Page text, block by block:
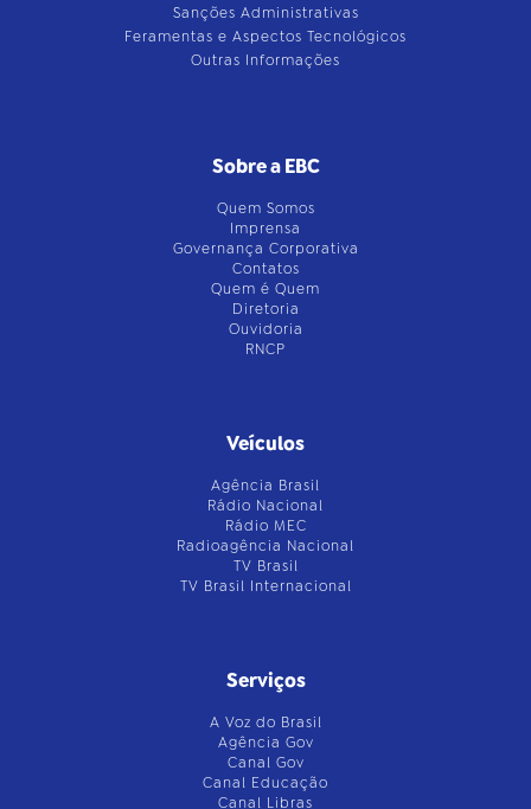
Sanções Administrativas
Feramentas e Aspectos Tecnológicos
Outras Informações
Sobre a EBC
Quem Somos
Imprensa
Governança Corporativa
Contatos
Quem é Quem
Diretoria
Ouvidoria
RNCP
Veículos
Agência Brasil
Rádio Nacional
Rádio MEC
Radioagência Nacional
TV Brasil
TV Brasil Internacional
Serviços
A Voz do Brasil
Agência Gov
Canal Gov
Canal Educação
Canal Libras